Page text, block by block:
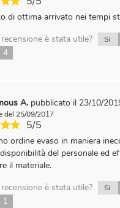
gli inviti pronti a casa o
convenienti.
è sempre gratuita senza
e di tempi di
o 5 giorni standard)
di ottima arrivato nei tempi
è stata utile?
Si
4
A. pubblicato il 23/10/
del 25/09/2017
5/5
ordine evaso in maniera
del personale ed
il materiale.
è stata utile?
Si
1